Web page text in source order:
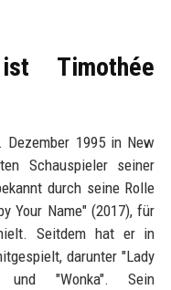
Timothée
Dezember 1995 in New
Schauspieler seiner
durch seine Rolle
Your Name" (2017), für
Seitdem hat er in
darunter "Lady
und "Wonka". Sein